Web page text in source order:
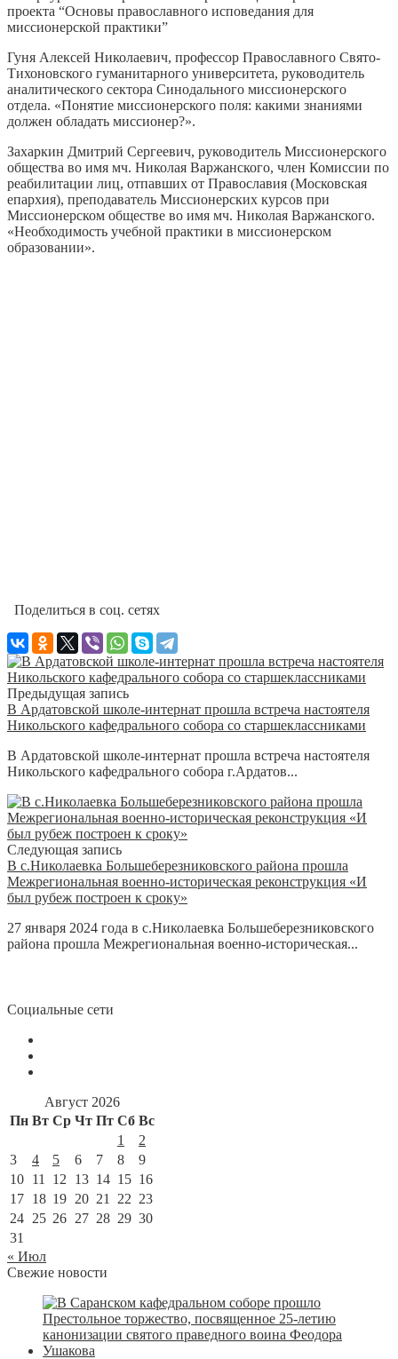
проекта “Основы православного исповедания для
миссионерской практики”
Гуня Алексей Николаевич, профессор Православного Свято-
Тихоновского гуманитарного университета, руководитель
аналитического сектора Синодального миссионерского
отдела. «Понятие миссионерского поля: какими знаниями
должен обладать миссионер?».
Захаркин Дмитрий Сергеевич, руководитель Миссионерского
общества во имя мч. Николая Варжанского, член Комиссии по
реабилитации лиц, отпавших от Православия (Московская
епархия), преподаватель Миссионерских курсов при
Миссионерском обществе во имя мч. Николая Варжанского.
«Необходимость учебной практики в миссионерском
образовании».
Поделиться в соц. сетях
Предыдущая запись
В Ардатовской школе-интернат прошла встреча настоятеля
Никольского кафедрального собора со старшеклассниками
В Ардатовской школе-интернат прошла встреча настоятеля
Никольского кафедрального собора г.Ардатов...
Следующая запись
В с.Николаевка Большеберезниковского района прошла
Межрегиональная военно-историческая реконструкция «И
был рубеж построен к сроку»
27 января 2024 года в с.Николаевка Большеберезниковского
района прошла Межрегиональная военно-историческая...
Социальные сети
Август 2026
Пн Вт Ср Чт Пт Сб Вс
1
2
3
4 5 6 7 8
9
10 11 12 13 14 15 16
17 18 19 20 21 22 23
24 25 26 27 28 29 30
31
« Июл
Свежие новости